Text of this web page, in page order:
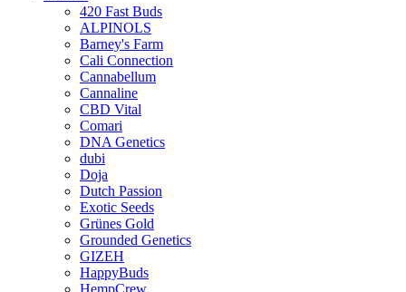
420 Fast Buds
ALPINOLS
Barney's Farm
Cali Connection
Cannabellum
Cannaline
CBD Vital
Comari
DNA Genetics
dubi
Doja
Dutch Passion
Exotic Seeds
Grünes Gold
Grounded Genetics
GIZEH
HappyBuds
HempCrew